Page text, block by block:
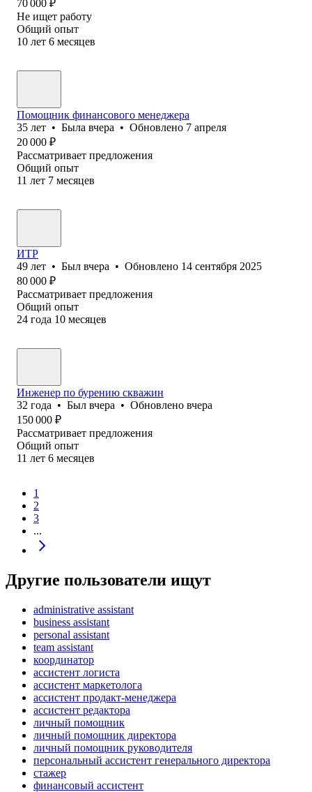
70 000 ₽
Не ищет работу
Общий опыт
10 лет 6 месяцев
Помощник финансового менеджера
35 лет • Была вчера • Обновлено 7 апреля
20 000 ₽
Рассматривает предложения
Общий опыт
11 лет 7 месяцев
ИТР
49 лет • Был вчера • Обновлено 14 сентября 2025
80 000 ₽
Рассматривает предложения
Общий опыт
24 года 10 месяцев
Инженер по бурению скважин
32 года • Был вчера • Обновлено вчера
150 000 ₽
Рассматривает предложения
Общий опыт
11 лет 6 месяцев
1
2
3
...
Другие пользователи ищут
administrative assistant
business assistant
personal assistant
team assistant
координатор
ассистент логиста
ассистент маркетолога
ассистент продакт-менеджера
ассистент редактора
личный помощник
личный помощник директора
личный помощник руководителя
персональный ассистент генерального директора
стажер
финансовый ассистент